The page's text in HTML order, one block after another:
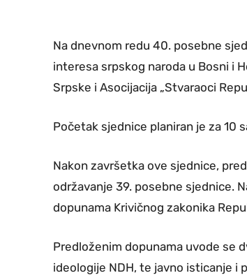
Na dnevnom redu 40. posebne
interesa srpskog naroda u Bosni i
Srpske i Asocijacija „Stvaraoci
Početak sjednice planiran je za 10
Nakon završetka ove sjednice,
održavanje 39. posebne sjednice.
dopunama Krivičnog zakonika
Predloženim dopunama uvode se
ideologije NDH, te javno isticanje i